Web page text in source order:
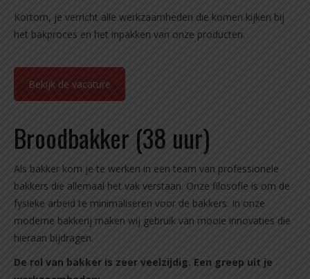
Kortom, je verricht alle werkzaamheden die komen kijken bij
het bakproces en het inpakken van onze producten.
Bekijk de vacature
Broodbakker (38 uur)
Als bakker kom je te werken in een team van professionele
bakkers die allemaal het vak verstaan. Onze filosofie is om de
fysieke arbeid te minimaliseren voor de bakkers. In onze
moderne bakkerij maken wij gebruik van mooie innovaties die
hieraan bijdragen.
De rol van bakker is zeer veelzijdig. Een greep uit je